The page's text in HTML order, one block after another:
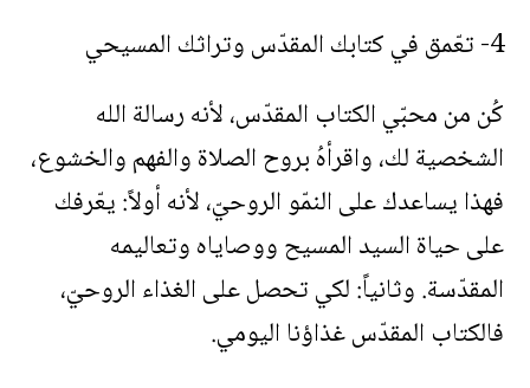
4- تعّمق في كتابك المقدّس وتراثك المسيحي
كُن من محبّي الكتاب المقدّس، لأنه رسالة الله
الشخصية لك، واقرأهُ بروح الصلاة والفهم والخشوع،
فهذا يساعدك على النمّو الروحيّ، لأنه أولاً: يعّرفك
على حياة السيد المسيح ووصاياه وتعاليمه
المقدّسة. وثانياً: لكي تحصل على الغذاء الروحيّ،
فالكتاب المقدّس غذاؤنا اليومي.